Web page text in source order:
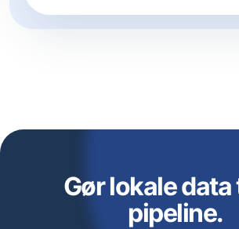
Gør lokale data
pipeline.